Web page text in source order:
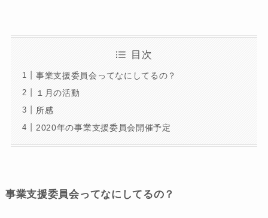
目次
事業支援委員会ってなにしてるの？
１月の活動
所感
2020年の事業支援委員会開催予定
事業支援委員会ってなにしてるの？